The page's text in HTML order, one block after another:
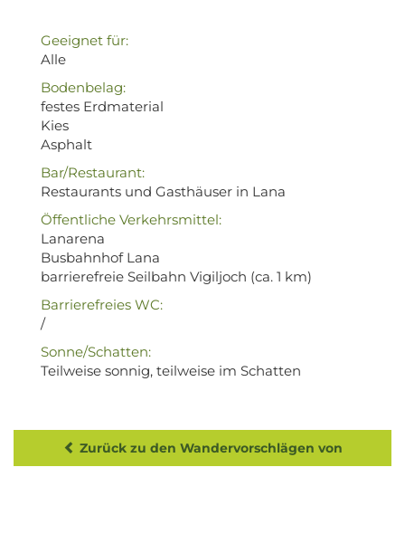
Geeignet für:
Alle
Bodenbelag:
festes Erdmaterial
Kies
Asphalt
Bar/Restaurant:
Restaurants und Gasthäuser in Lana
Öffentliche Verkehrsmittel:
Lanarena
Busbahnhof Lana
barrierefreie Seilbahn Vigiljoch (ca. 1 km)
Barrierefreies WC:
/
Sonne/Schatten:
Teilweise sonnig, teilweise im Schatten
Zurück zu den Wandervorschlägen von